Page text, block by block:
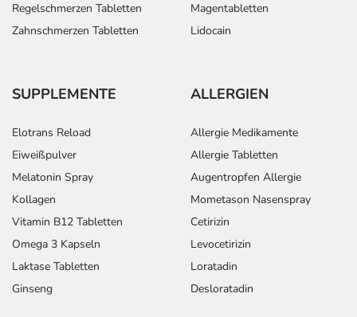
Regelschmerzen Tabletten
Zahnschmerzen Tabletten
Magentabletten
Lidocain
SUPPLEMENTE
Elotrans Reload
Eiweißpulver
Melatonin Spray
Kollagen
Vitamin B12 Tabletten
Omega 3 Kapseln
Laktase Tabletten
Ginseng
ALLERGIEN
Allergie Medikamente
Allergie Tabletten
Augentropfen Allergie
Mometason Nasenspray
Cetirizin
Levocetirizin
Loratadin
Desloratadin